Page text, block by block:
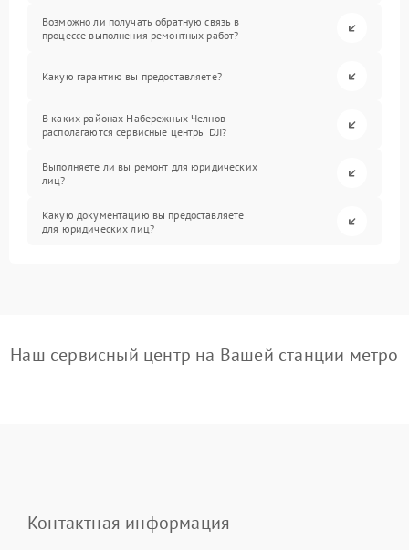
Возможно ли получать обратную связь в
процессе выполнения ремонтных работ?
Какую гарантию вы предоставляете?
В каких районах Набережных Челнов
располагаются сервисные центры DJI?
Выполняете ли вы ремонт для юридических
лиц?
Какую документацию вы предоставляете
для юридических лиц?
Наш сервисный центр на Вашей станции метро
Контактная информация